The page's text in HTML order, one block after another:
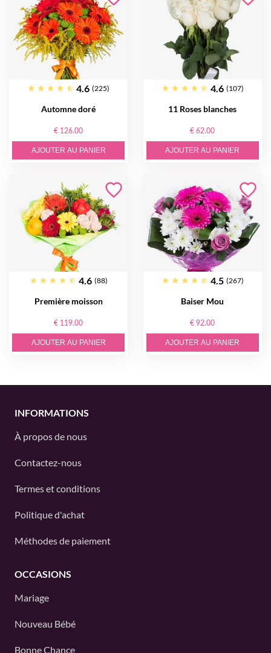
4.6 (225)
Automne doré
€ 126.00
AJOUTER AU PANIER
4.6 (107)
11 Roses blanches
€ 62.00
AJOUTER AU PANIER
4.6 (88)
Première moisson
€ 119.00
AJOUTER AU PANIER
4.5 (267)
Baiser Mou
€ 92.00
AJOUTER AU PANIER
INFORMATIONS
À propos de nous
Contactez-nous
Termes et conditions
Politique d'achat
Méthodes de paiement
OCCASIONS
Mariage
Nouveau Bébé
Bonne Chance